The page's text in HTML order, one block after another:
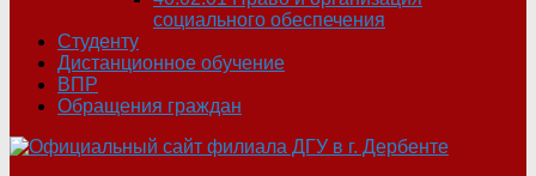
социального обеспечения
Студенту
Дистанционное обучение
ВПР
Обращения граждан